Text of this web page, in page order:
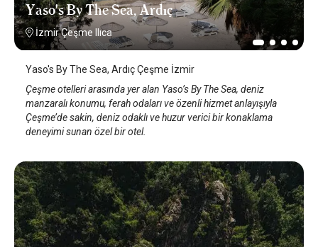
Yaso's By The Sea, Ardıç
İzmir Çeşme Ilıca
Yaso's By The Sea, Ardıç Çeşme İzmir
Çeşme otelleri arasında yer alan Yaso’s By The Sea, deniz
manzaralı konumu, ferah odaları ve özenli hizmet anlayışıyla
Çeşme’de sakin, deniz odaklı ve huzur verici bir konaklama
deneyimi sunan özel bir otel.